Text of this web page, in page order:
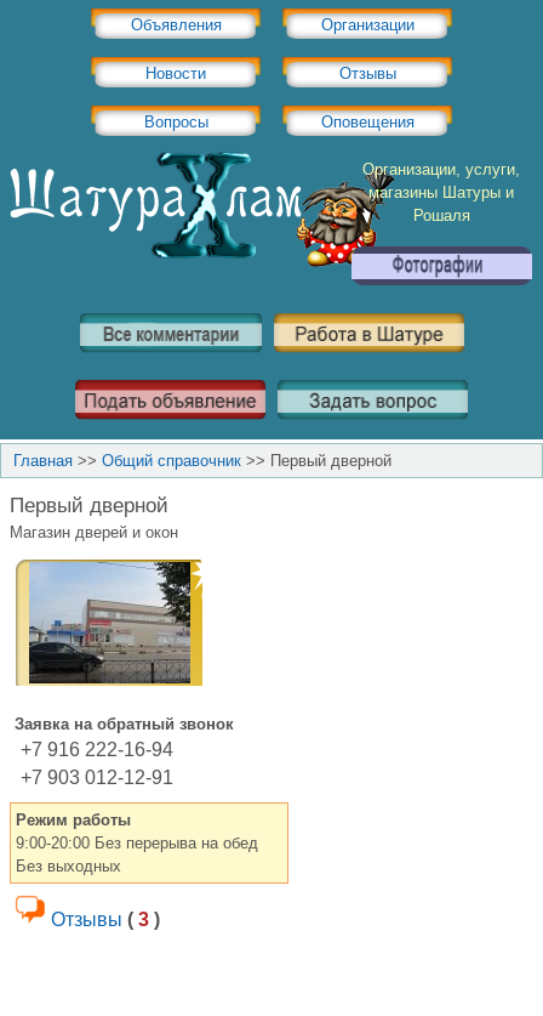
Объявления Организации
Новости Отзывы
Вопросы Оповещения
Организации, услуги,
магазины Шатуры и
Рошаля
Главная >> Общий справочник >> Первый дверной
Первый дверной
Магазин дверей и окон
Заявка на обратный звонок
+7 916 222-16-94
+7 903 012-12-91
Режим работы
9:00-20:00 Без перерыва на обед
Без выходных
Отзывы ( 3 )